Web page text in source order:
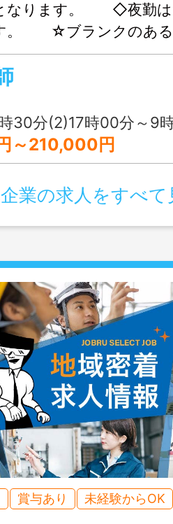
なります。 ◇夜勤は
す。 ☆ブランクのある
い。 変更範囲：会社
(2)17時00分～9時00分
～210,000円
業の求人をすべて
賞与あり 未経験からOK